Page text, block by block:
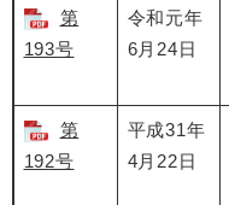
第
193号
令和元年
6月24日
第
192号
平成31年
4月22日